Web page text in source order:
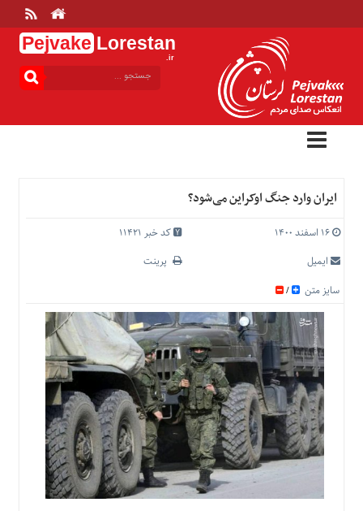
Pejvake Lorestan
.ir
بالا
خانه
ارتباط
درباره
تعرفه
اصلی
عمومی
اجتماعی
سیاسی
اقتصادی
ورزشی
فرهنگی
ایران وارد جنگ اوکراین می‌شود؟
۱۶ اسفند ۱۴۰۰
کد خبر 11421
ایمیل
پرینت
سایز متن
/